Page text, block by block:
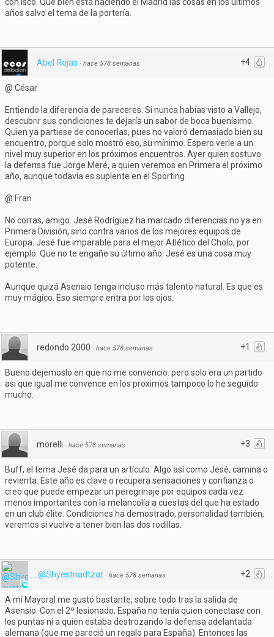
años salvo el tema de la portería.
+4
Abel Rojas · hace 578 semanas
@ César
Entiendo la diferencia de pareceres. Si nunca habías visto a Vallejo,
descubrir sus condiciones te dejaría un sabor de boca buenísimo.
Quien ya partiese de conocerlas, pues no valoró demasiado bien su
encuentro, porque solo mostró eso, su mínimo. Espero verle a un
nivel muy superior en los próximos encuentros. Ayer quien sostuvo
la defensa fue Jorge Meré, a quien veremos en Primera el próximo
año, aunque todavía es suplente en el Sporting.
@ Fran
No corras, amigo. Jesé Rodríguez ha marcado diferencias no ya en
Primera División, sino contra varios de los mejores equipos de
Europa. Jesé fue imparable para el mejor Atlético del Cholo, por
ejemplo. Que no te engañe su último año. Jesé es una cosa muy
potente.
Aunque quizá Asensio tenga incluso más talento natural. Es que es
muy mágico. Eso siempre entra por los ojos.
+1
redondo 2000 · hace 578 semanas
Bueno dejemoslo en que no me convencio. pero solo era un partido
asi que igual me convence en los proximos tampoco lo he seguido
mucho.
+3
morelli · hace 578 semanas
Buff, el tema Jesé da para un artículo. Algo así como Jesé, camina o
revienta. Este año es clave o recupera sensaciones y confianza o
creo que puede empezar un peregrinaje por equipos cada vez
menos importantes con la melancolía a cuestas del que ha estado
en un club élite. Condiciones ha demostrado, personalidad también,
veremos si vuelve a tener bien las dos rodillas.
+2
@Shyestnadtzat · hace 578 semanas
A mí Mayoral me gustó bastante, sobre todo tras la salida de
Asensio. Con el 2º lesionado, España no tenía quien conectase con
los puntas ni a quien estaba destrozando la defensa adelantada
alemana (que me pareció un regalo para España). Entonces las